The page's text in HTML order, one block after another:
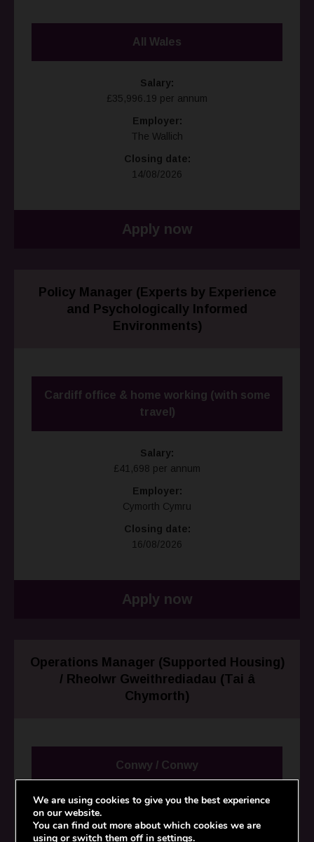
All Wales
Salary:
£35,996.19 per annum
Employer:
The Wallich
Closing date:
14/08/2026
Apply now
Policy Manager (Experts by Experience
and Psychologically Informed
Environments)
Cardiff office & home working (with some
travel)
Salary:
£41,698 per annum
Employer:
Cymorth Cymru
Closing date:
16/08/2026
Apply now
Operations Manager (Supported Housing)
/ Rheolwr Gweithrediadau (Tai â
Chymorth)
Conwy / Conwy
Salary:
£48,000 per annum / £48,000 y flwyddyn
We are using cookies to give you the best experience
on our website.
You can find out more about which cookies we are
using or switch them off insettings.